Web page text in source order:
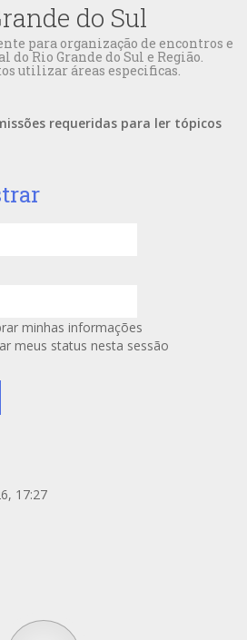
do Sul
para organização de encontros e
do Rio Grande do Sul e Região.
utilizar áreas especificas.
requeridas para ler tópicos
minhas informações
meus status nesta sessão
17:27